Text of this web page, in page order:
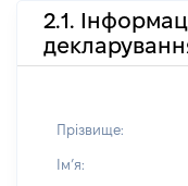
2.1.
Прізвище:
Імʼя: